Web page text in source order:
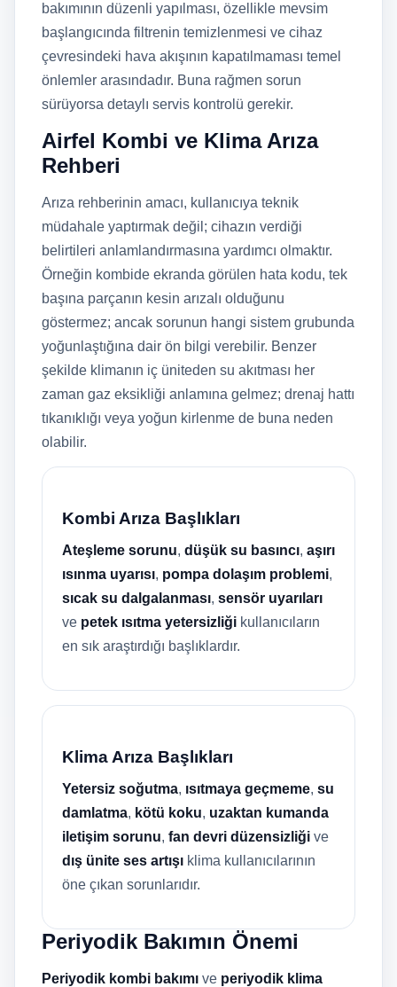
bakımının düzenli yapılması, özellikle mevsim
başlangıcında filtrenin temizlenmesi ve cihaz
çevresindeki hava akışının kapatılmaması temel
önlemler arasındadır. Buna rağmen sorun
sürüyorsa detaylı servis kontrolü gerekir.
Airfel Kombi ve Klima Arıza
Rehberi
Arıza rehberinin amacı, kullanıcıya teknik
müdahale yaptırmak değil; cihazın verdiği
belirtileri anlamlandırmasına yardımcı olmaktır.
Örneğin kombide ekranda görülen hata kodu, tek
başına parçanın kesin arızalı olduğunu
göstermez; ancak sorunun hangi sistem grubunda
yoğunlaştığına dair ön bilgi verebilir. Benzer
şekilde klimanın iç üniteden su akıtması her
zaman gaz eksikliği anlamına gelmez; drenaj hattı
tıkanıklığı veya yoğun kirlenme de buna neden
olabilir.
Kombi Arıza Başlıkları
Ateşleme sorunu, düşük su basıncı, aşırı
ısınma uyarısı, pompa dolaşım problemi,
sıcak su dalgalanması, sensör uyarıları
ve petek ısıtma yetersizliği kullanıcıların
en sık araştırdığı başlıklardır.
Klima Arıza Başlıkları
Yetersiz soğutma, ısıtmaya geçmeme, su
damlatma, kötü koku, uzaktan kumanda
iletişim sorunu, fan devri düzensizliği ve
dış ünite ses artışı klima kullanıcılarının
öne çıkan sorunlarıdır.
Periyodik Bakımın Önemi
Periyodik kombi bakımı ve periyodik klima